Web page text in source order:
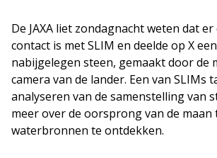
De JAXA liet zondagnacht weten dat
contact is met SLIM en deelde op X
nabijgelegen steen, gemaakt door de
camera van de lander. Een van SLIMs
analyseren van de samenstelling van
meer over de oorsprong van de maan
waterbronnen te ontdekken.